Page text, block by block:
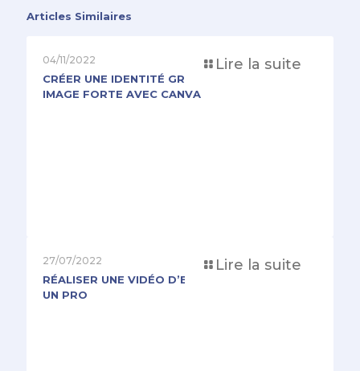
Articles Similaires
04/11/2022
CRÉER UNE IDENTITÉ GRAPHIQUE ET UNE
IMAGE FORTE AVEC CANVA
Lire la suite
27/07/2022
RÉALISER UNE VIDÉO D’ENTREPRISE COMME
UN PRO
Lire la suite